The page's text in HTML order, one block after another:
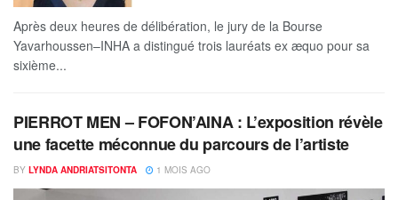
Après deux heures de délibération, le jury de la Bourse
Yavarhoussen–INHA a distingué trois lauréats ex æquo pour sa
sixième...
PIERROT MEN – FOFON’AINA : L’exposition révèle
une facette méconnue du parcours de l’artiste
BY LYNDA ANDRIATSITONTA 1 MOIS AGO